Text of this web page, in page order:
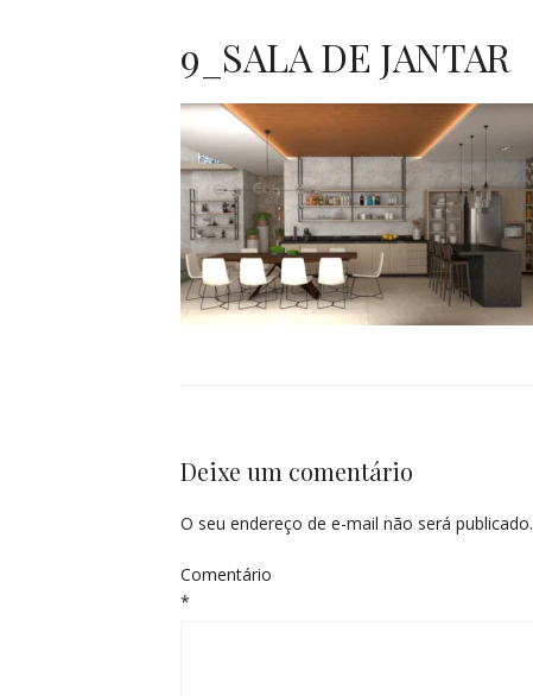
9_SALA DE JANTAR
Deixe um comentário
O seu endereço de e-mail não será publicado.
Comentário
*